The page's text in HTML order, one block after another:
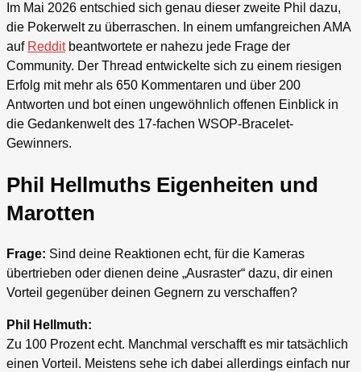
Im Mai 2026 entschied sich genau dieser zweite Phil dazu,
die Pokerwelt zu überraschen. In einem umfangreichen AMA
auf Redditbeantwortete er nahezu jede Frage der
Community. Der Thread entwickelte sich zu einem riesigen
Erfolg mit mehr als 650 Kommentaren und über 200
Antworten und bot einen ungewöhnlich offenen Einblick in
die Gedankenwelt des 17-fachen WSOP-Bracelet-
Gewinners.
Phil Hellmuths Eigenheiten und
Marotten
Frage: Sind deine Reaktionen echt, für die Kameras
übertrieben oder dienen deine „Ausraster“ dazu, dir einen
Vorteil gegenüber deinen Gegnern zu verschaffen?
Phil Hellmuth:
Zu 100 Prozent echt. Manchmal verschafft es mir tatsächlich
einen Vorteil. Meistens sehe ich dabei allerdings einfach nur